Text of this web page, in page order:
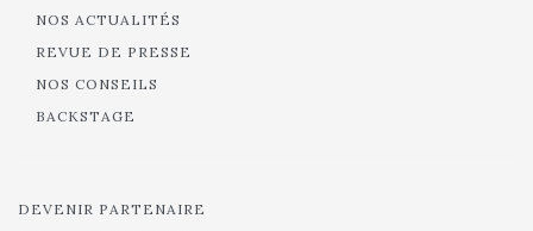
NOS ACTUALITÉS
REVUE DE PRESSE
NOS CONSEILS
BACKSTAGE
DEVENIR PARTENAIRE